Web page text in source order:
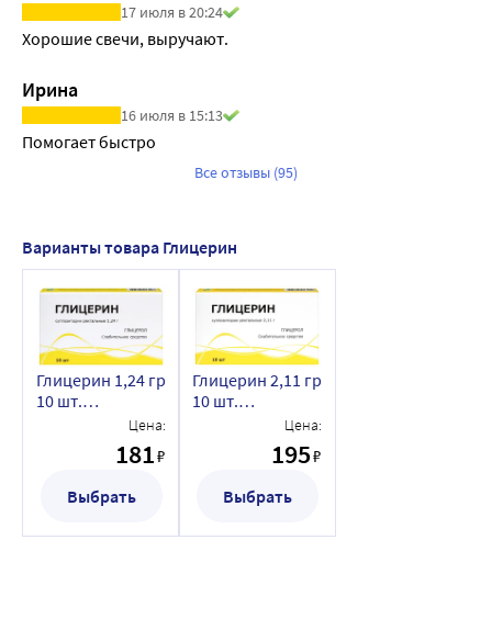
17 июля в 20:24
Хорошие свечи, выручают.
Ирина
16 июля в 15:13
Помогает быстро
Все отзывы (95)
Варианты товара Глицерин
Глицерин 1,24 гр
10 шт.
суппозитории
ректальные
Цена:
181₽
Выбрать
Глицерин 2,11 гр
10 шт.
суппозитории
ректальные
Цена:
195₽
Выбрать